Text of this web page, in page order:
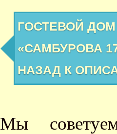
ГОСТЕВОЙ
«САМБУРОВА
НАЗАД К
Мы